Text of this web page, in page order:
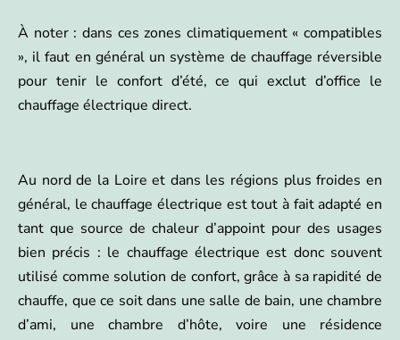
À noter : dans ces zones climatiquement « compatibles
», il faut en général un système de chauffage réversible
pour tenir le confort d’été, ce qui exclut d’office le
chauffage électrique direct.
Au nord de la Loire et dans les régions plus froides en
général, le chauffage électrique est tout à fait adapté en
tant que source de chaleur d’appoint pour des usages
bien précis : le chauffage électrique est donc souvent
utilisé comme solution de confort, grâce à sa rapidité de
chauffe, que ce soit dans une salle de bain, une chambre
d’ami, une chambre d’hôte, voire une résidence